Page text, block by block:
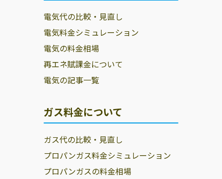
電気代の比較・見直し
電気料金シミュレーション
電気の料金相場
再エネ賦課金について
電気の記事一覧
ガス料金について
ガス代の比較・見直し
プロパンガス料金シミュレーション
プロパンガスの料金相場